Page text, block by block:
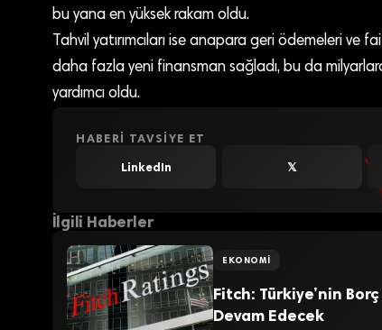
bu yana en yüksek rakam oldu.
Tahvil yatırımcıları ise anapara geri ödemeleri
daha fazla yeni finansman sağladı, bu da
yardımcı oldu.
HABERI TAVSIYE ET
LinkedIn 𝕏
İlgili Haberler
EKONOMI
Fitch: Türkiye’nin
Devam Edecek